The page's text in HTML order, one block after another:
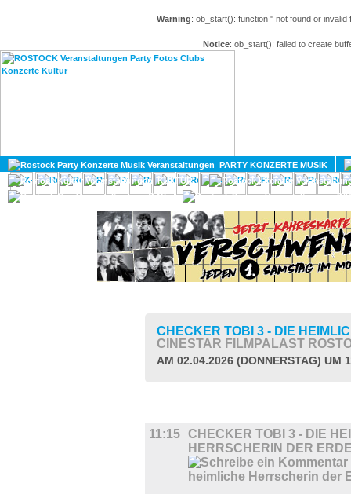
Warning: ob_start(): function '' not found or
Notice: ob_start(): failed to create
PARTY KONZERTE MUSIK
KULTUR
GAY
CHECKER TOBI 3 - DIE
CINESTAR FILMPALAST
AM 02.04.2026 (DONNERSTAG) UM
11:15 CHECKER TOBI 3 - DIE
HERRSCHERIN DER